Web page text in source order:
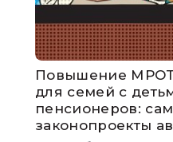
Повышение
для семей с
пенсионеров:
законопроекты